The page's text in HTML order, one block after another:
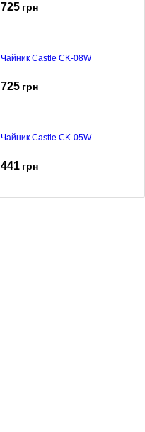
725 грн
Чайник Castle CK-08W
725 грн
Чайник Castle CK-05W
441 грн